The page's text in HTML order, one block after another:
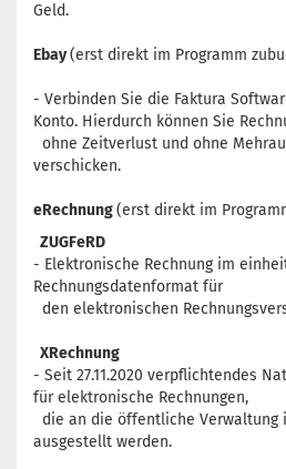
Geld.
Ebay(erst direkt im Programm
- Verbinden Sie die Faktura
Konto. Hierdurch können Sie
ohne Zeitverlust und ohne
verschicken.
eRechnung(erst direkt im
ZUGFeRD
- Elektronische Rechnung im
Rechnungsdatenformat für
den elektronischen
XRechnung
- Seit 27.11.2020 verpflichtendes
für elektronische Rechnungen,
die an die öffentliche Verwaltung
ausgestellt werden.